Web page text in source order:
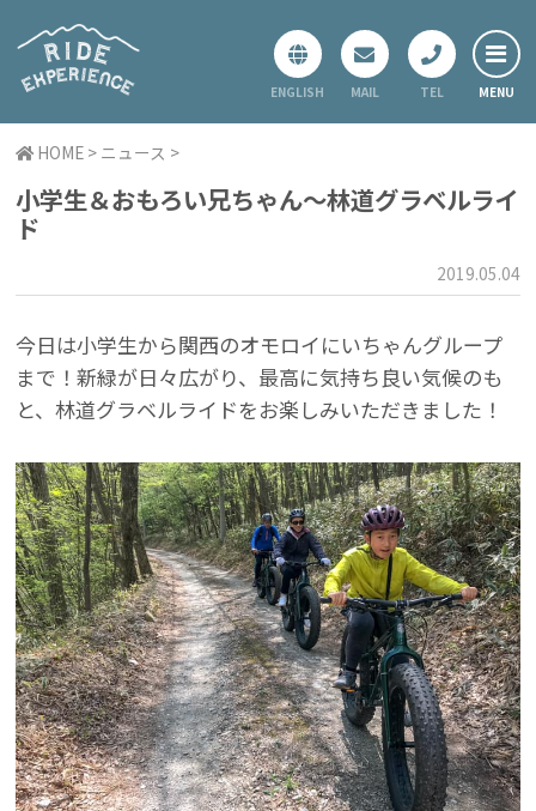
ENGLISH MAIL TEL
ホーム
スペシャルツアー
会社概要
お問い合わせ
HOME > ニュース >
小学生＆おもろい兄ちゃん～林道グラベルライ
ド
2019.05.04
今日は小学生から関西のオモロイにいちゃんグループ
まで！新緑が日々広がり、最高に気持ち良い気候のも
と、林道グラベルライドをお楽しみいただきました！